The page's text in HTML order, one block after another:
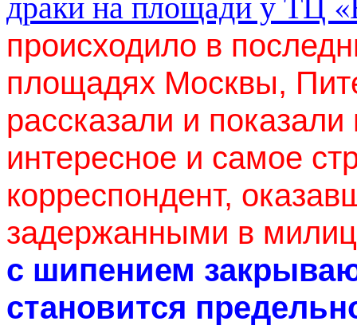
происходило в
площадях Москвы,
рассказали и
интересное и самое
корреспондент,
задержанными в
с шипением
становится